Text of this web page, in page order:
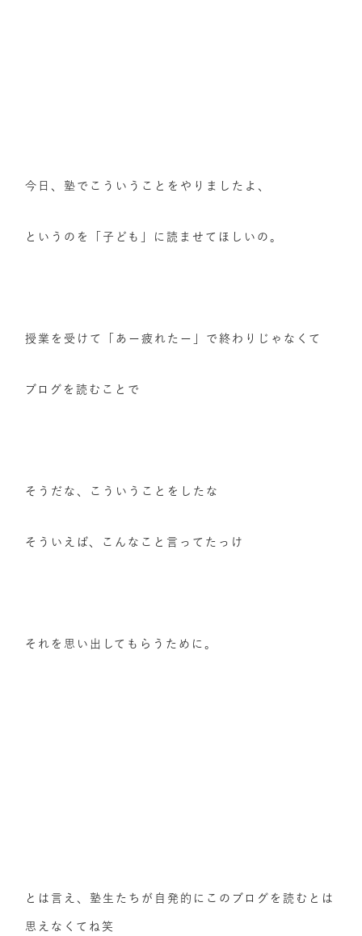
今日、塾でこういうことをやりましたよ、
というのを「子ども」に読ませてほしいの。
授業を受けて「あー疲れたー」で終わりじゃなくて
ブログを読むことで
そうだな、こういうことをしたな
そういえば、こんなこと言ってたっけ
それを思い出してもらうために。
とは言え、塾生たちが自発的にこのブログを読むとは
思えなくてね笑